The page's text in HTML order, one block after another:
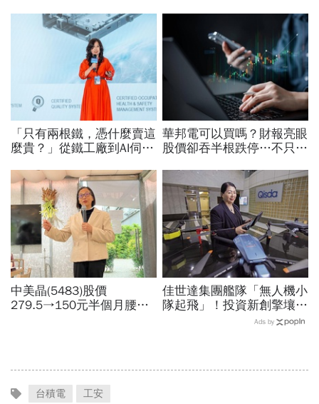
「只有兩根鐵，憑什麼賣這
麼貴？」從鐵工廠到AI伺服
城河創造超高毛利率
華邦電可以買嗎？財報亮眼
股價卻吞半根跌停…不只外
張利空，要抱要殺全看2重
點
中美晶(5483)股價
279.5→150元半個月腰
佳世達集團艦隊「無人機小
隊起飛」！投資新創擎壤、
翔隆，總座親督軍養大精
Ads by
台積電 工安